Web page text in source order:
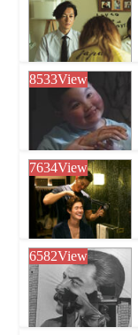
8533View
7634View
6582View